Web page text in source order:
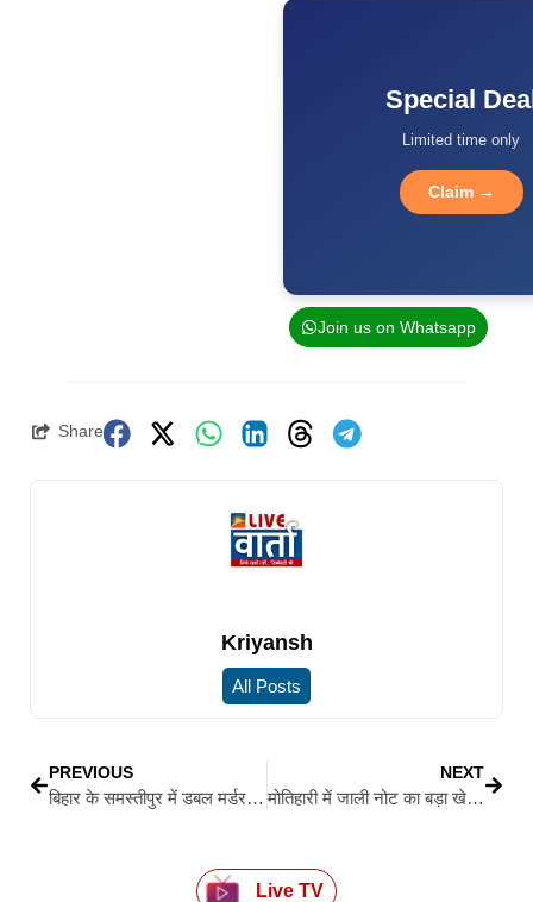
Special
Limited time only
Claim →
Join us on Whatsapp
Share
Kriyansh
All Posts
PREVIOUS
बिहार के समस्तीपुर में डबल मर्डर से हडकंप, कुख्यात प्रभात चौधरी और साथी सन्नी कुमार को अपराधियों ने गोलियों से भूना
NEXT
मोतिहारी में जाली नोट का बड़ा खेल बेनकाब: ‘5 हजार दो, 15 हजार लो’ गैंग का खुलासा, 1 करोड़ के संदिग्ध नोट जब्त
Live TV